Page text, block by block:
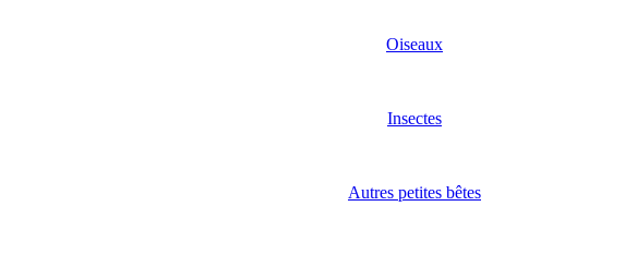
Oiseaux
Insectes
Autres petites bêtes